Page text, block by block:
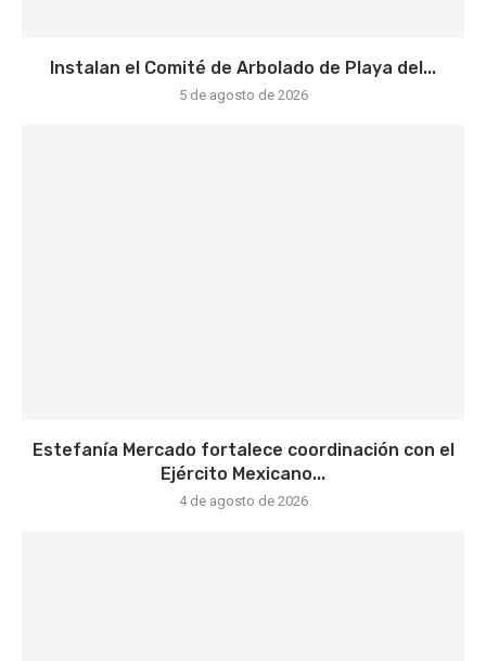
Instalan el Comité de Arbolado de Playa del...
5 de agosto de 2026
Estefanía Mercado fortalece coordinación con el
Ejército Mexicano...
4 de agosto de 2026